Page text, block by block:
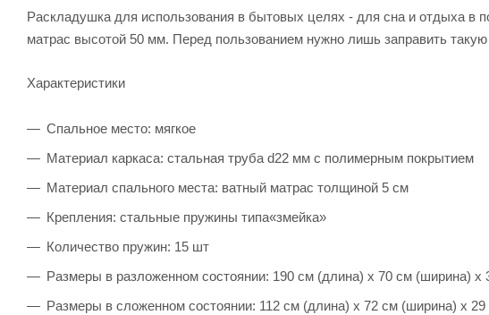
Раскладушка для использования в бытовых целях - для сна и отдыха в
матрас высотой 50 мм. Перед пользованием нужно лишь заправить
Характеристики
Спальное место: мягкое
Материал каркаса: стальная труба d22 мм с полимерным покрытием
Материал спального места: ватный матрас толщиной 5 см
Крепления: стальные пружины типа«змейка»
Количество пружин: 15 шт
Размеры в разложенном состоянии: 190 см (длина) х 70 см (ширина) х
Размеры в сложенном состоянии: 112 см (длина) х 72 см (ширина) х